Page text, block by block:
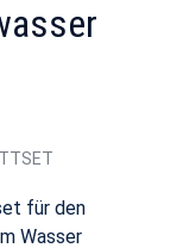
für den
Wasser